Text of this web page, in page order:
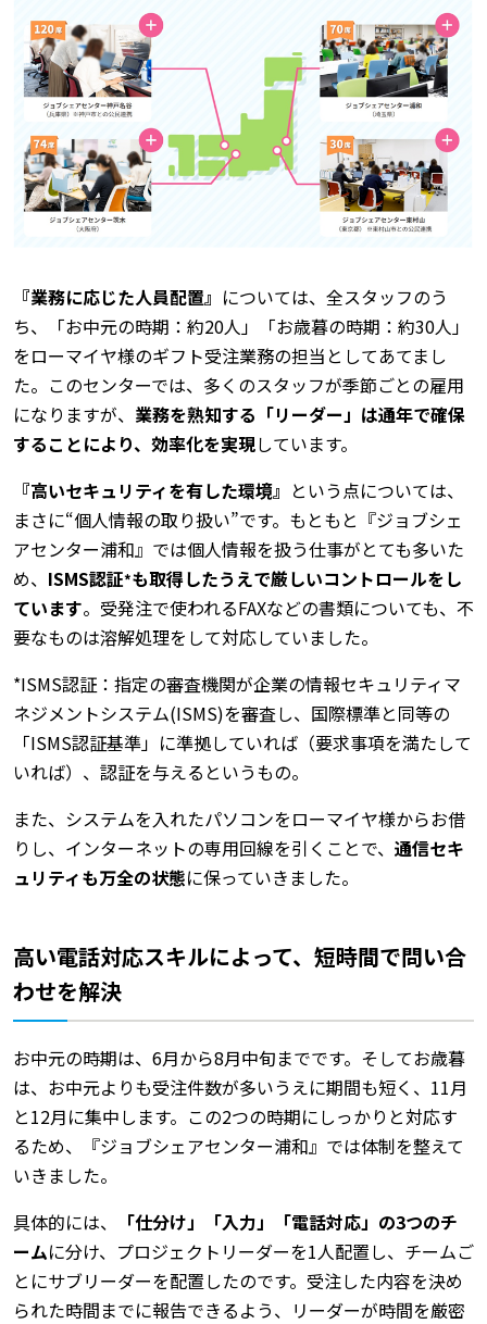
『業務に応じた人員配置』 については、全スタッフのう
ち、「お中元の時期：約20人」「お歳暮の時期：約30人」
をローマイヤ様のギフト受注業務の担当としてあてまし
た。このセンターでは、多くのスタッフが季節ごとの雇用
になりますが、 業務を熟知する「リーダー」は通年で確保
することにより、効率化を実現しています。
『高いセキュリティを有した環境』 という点については、
まさに“個人情報の取り扱い”です。もともと『ジョブシェ
アセンター浦和』では個人情報を扱う仕事がとても多いた
め、 ISMS認証*も取得したうえで厳しいコントロールをし
ています。受発注で使われるFAXなどの書類についても、不
要なものは溶解処理をして対応していました。
*ISMS認証：指定の審査機関が企業の情報セキュリティマ
ネジメントシステム(ISMS)を審査し、国際標準と同等の
「ISMS認証基準」に準拠していれば（要求事項を満たして
いれば）、認証を与えるというもの。
また、システムを入れたパソコンをローマイヤ様からお借
りし、インターネットの専用回線を引くことで、 通信セキ
ュリティも万全の状態に保っていきました。
高い電話対応スキルによって、短時間で問い合
わせを解決
お中元の時期は、6月から8月中旬までです。そしてお歳暮
は、お中元よりも受注件数が多いうえに期間も短く、11月
と12月に集中します。この2つの時期にしっかりと対応す
るため、『ジョブシェアセンター浦和』では体制を整えて
いきました。
具体的には、
「仕分け」「入力」「電話対応」の3つのチ
ームに分け、プロジェクトリーダーを1人配置し、チームご
とにサブリーダーを配置したのです。受注した内容を決め
られた時間までに報告できるよう、リーダーが時間を厳密